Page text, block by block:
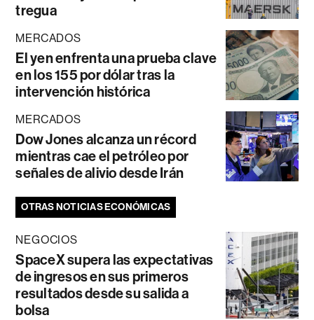
tregua
MERCADOS
El yen enfrenta una prueba clave
en los 155 por dólar tras la
intervención histórica
MERCADOS
Dow Jones alcanza un récord
mientras cae el petróleo por
señales de alivio desde Irán
OTRAS NOTICIAS ECONÓMICAS
NEGOCIOS
SpaceX supera las expectativas
de ingresos en sus primeros
resultados desde su salida a
bolsa